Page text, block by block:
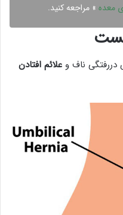
معده » مراجعه کنید.
ناف و علائم افتادن